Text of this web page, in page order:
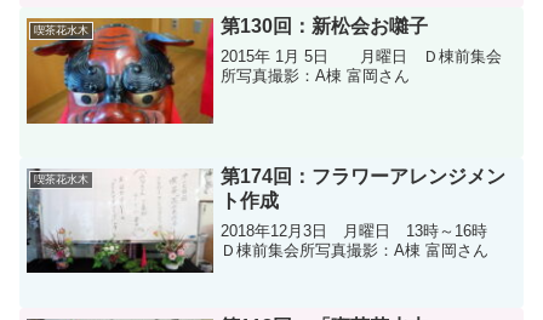
喫茶花水木 第130回：新松会お囃子
2015年 1月 5日 月曜日 Ｄ棟前集会
所写真撮影：A棟 富岡さん
喫茶花水木
第174回：フラワーアレンジメン
ト作成
2018年12月3日 月曜日 13時～16時
Ｄ棟前集会所写真撮影：A棟 富岡さん